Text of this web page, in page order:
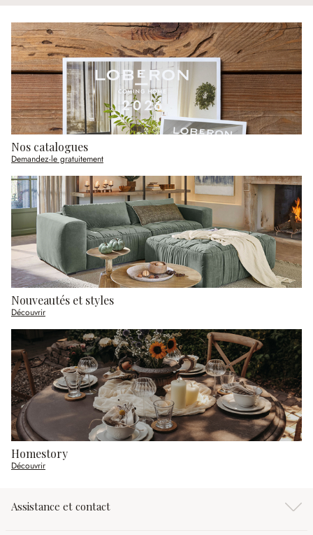
Nos catalogues
Demandez-le gratuitement
Nouveautés et styles
Découvrir
Homestory
Découvrir
Assistance et contact